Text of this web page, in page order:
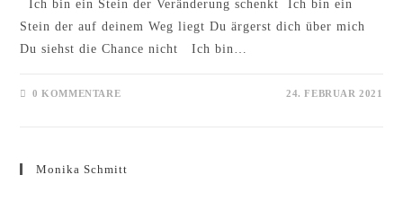
Ich bin ein Stein der Veränderung schenkt Ich bin ein
Stein der auf deinem Weg liegt Du ärgerst dich über mich
Du siehst die Chance nicht Ich bin…
0 KOMMENTARE 24. FEBRUAR 2021
Monika Schmitt